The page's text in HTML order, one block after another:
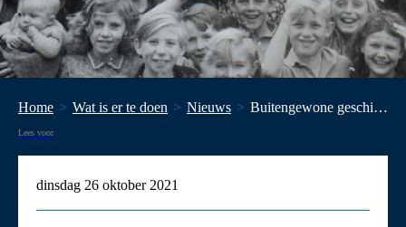
Home Wat is er te doen Nieuws ​Buitengewone geschiedenis. Transgender in Nederland
Lees voor
dinsdag 26 oktober 2021